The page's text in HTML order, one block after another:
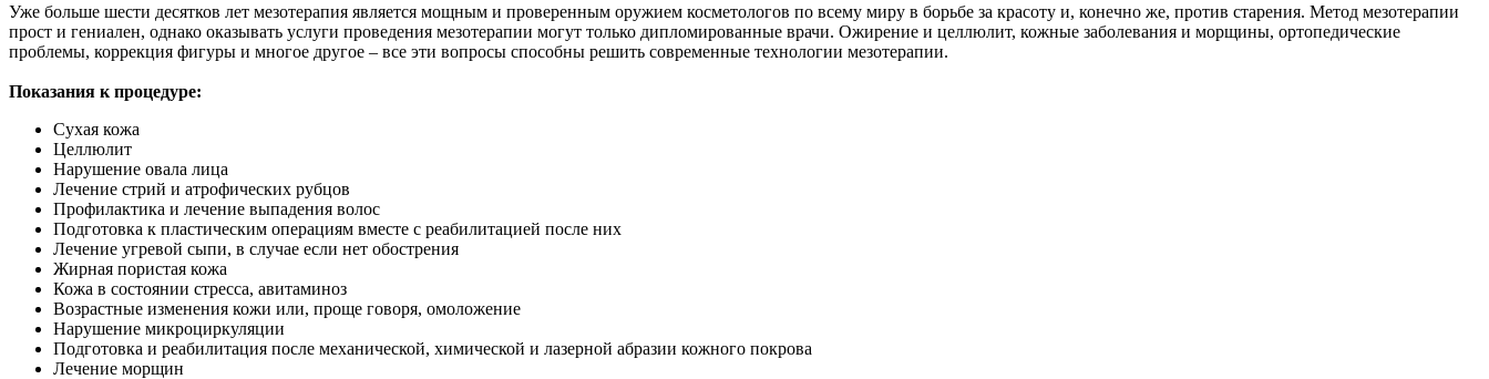
Уже больше шести десятков лет мезотерапия является мощным и проверенным оружием косметологов по всему миру в борьбе за красоту и, конечно же, против старения. Метод мезотерапии
прост и гениален, однако оказывать услуги проведения мезотерапии могут только дипломированные врачи. Ожирение и целлюлит, кожные заболевания и морщины, ортопедические
проблемы, коррекция фигуры и многое другое – все эти вопросы способны решить современные технологии мезотерапии.
Показания к процедуре:
Сухая кожа
Целлюлит
Нарушение овала лица
Лечение стрий и атрофических рубцов
Профилактика и лечение выпадения волос
Подготовка к пластическим операциям вместе с реабилитацией после них
Лечение угревой сыпи, в случае если нет обострения
Жирная пористая кожа
Кожа в состоянии стресса, авитаминоз
Возрастные изменения кожи или, проще говоря, омоложение
Нарушение микроциркуляции
Подготовка и реабилитация после механической, химической и лазерной абразии кожного покрова
Лечение морщин